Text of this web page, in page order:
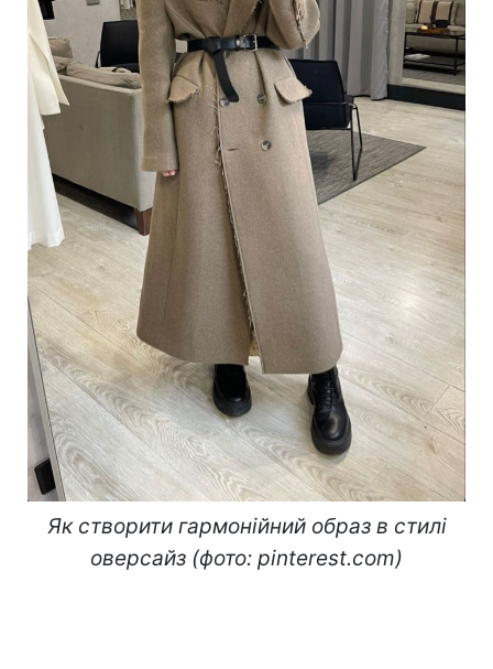
Як створити гармонійний образ в стилі
оверсайз (фото: pinterest.com)